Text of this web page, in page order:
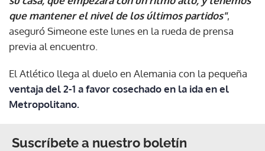
que mantener el nivel de los últimos partidos",
aseguró Simeone este lunes en la rueda de prensa
previa al encuentro.
El Atlético llega al duelo en Alemania con la pequeña
ventaja del 2-1 a favor cosechado en la ida en el
Metropolitano.
Suscríbete a nuestro boletín